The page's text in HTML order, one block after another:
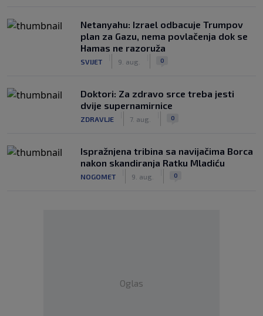
Netanyahu: Izrael odbacuje Trumpov
plan za Gazu, nema povlačenja dok se
Hamas ne razoruža
SVIJET 9. aug. 0
Doktori: Za zdravo srce treba jesti
dvije supernamirnice
ZDRAVLJE 7. aug. 0
Ispražnjena tribina sa navijačima Borca
nakon skandiranja Ratku Mladiću
NOGOMET 9. aug. 0
Oglas